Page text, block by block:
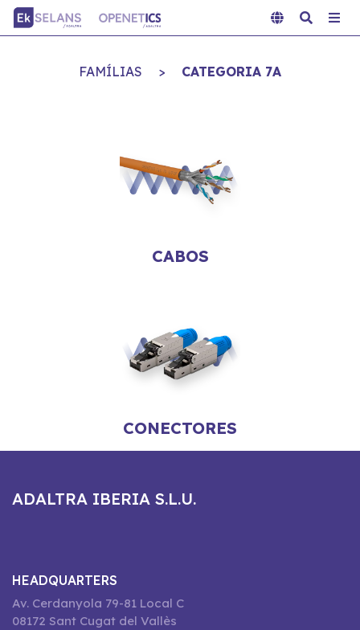
FAMÍLIAS > CATEGORIA 7A
CABOS
CONECTORES
ADALTRA IBERIA S.L.U.
HEADQUARTERS
Av. Cerdanyola 79-81 Local C
08172 Sant Cugat del Vallès